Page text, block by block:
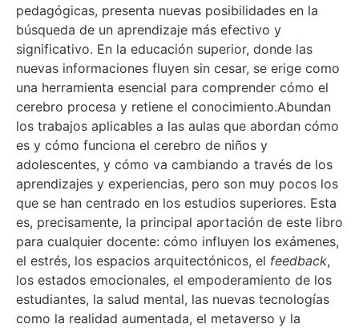
pedagógicas, presenta nuevas posibilidades en la
búsqueda de un aprendizaje más efectivo y
significativo. En la educación superior, donde las
nuevas informaciones fluyen sin cesar, se erige como
una herramienta esencial para comprender cómo el
cerebro procesa y retiene el conocimiento.Abundan
los trabajos aplicables a las aulas que abordan cómo
es y cómo funciona el cerebro de niños y
adolescentes, y cómo va cambiando a través de los
aprendizajes y experiencias, pero son muy pocos los
que se han centrado en los estudios superiores. Esta
es, precisamente, la principal aportación de este libro
para cualquier docente: cómo influyen los exámenes,
el estrés, los espacios arquitectónicos, el feedback,
los estados emocionales, el empoderamiento de los
estudiantes, la salud mental, las nuevas tecnologías
como la realidad aumentada, el metaverso y la